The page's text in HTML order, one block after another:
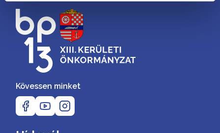
Kövessen minket